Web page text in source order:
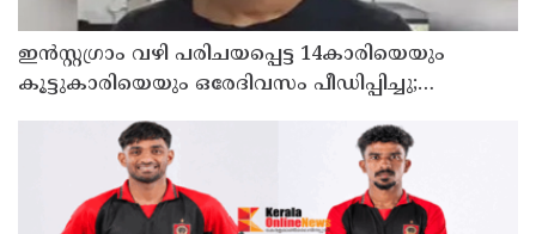
ഇൻസ്റ്റഗ്രാം വഴി പരിചയപ്പെട്ട 14കാരിയെയും
കൂട്ടുകാരിയെയും ഒരേദിവസം പീഡിപ്പിച്ചു;
സ്വദേശിയായ 23 വയസുകാരൻ പിടിയിൽ